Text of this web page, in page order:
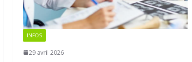
INFOS
29 avril 2026